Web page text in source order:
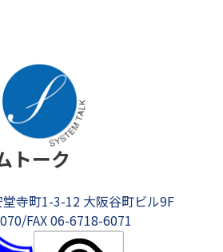
トーク
寺町1-3-12 大阪谷町ビル9F
FAX 06-6718-6071